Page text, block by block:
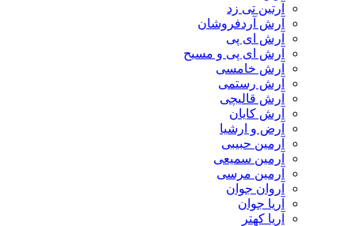
آرتین تی زد
آرش آردفروشان
آرش ای پی
آرش ای پی و مسیح
آرش خامسی
آرش رستمی
آرش قالیچی
آرش کایان
​آرض و ارشیا
آرمین حبیبی
آرمین سمیعی
آرمین مرسی
آروان جوان
آریا جوان
آریا کهتر